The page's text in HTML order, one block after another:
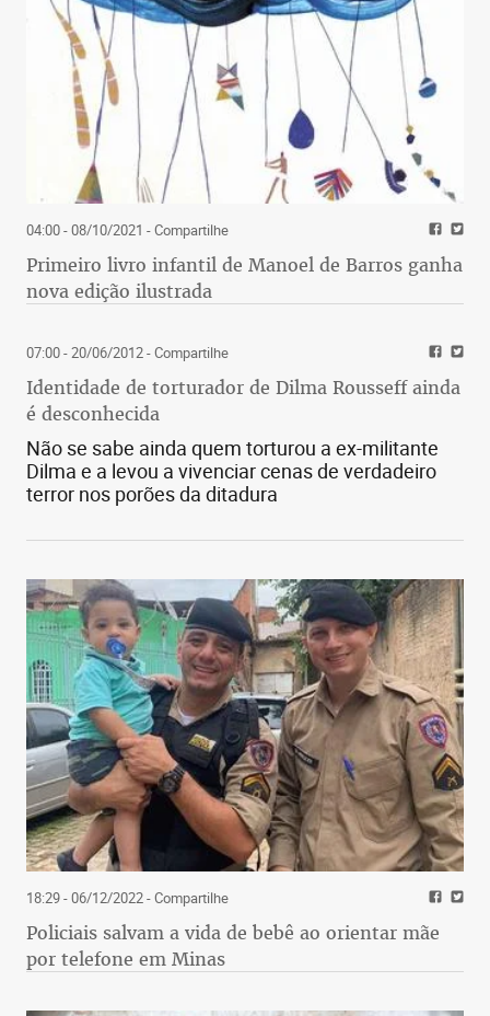
04:00 - 08/10/2021 - Compartilhe
Primeiro livro infantil de Manoel de Barros ganha
nova edição ilustrada
07:00 - 20/06/2012- Compartilhe
Identidade de torturador de Dilma Rousseff ainda
é desconhecida
Não se sabe ainda quem torturou a ex-militante
Dilma e a levou a vivenciar cenas de verdadeiro
terror nos porões da ditadura
18:29 - 06/12/2022- Compartilhe
Policiais salvam a vida de bebê ao orientar mãe
por telefone em Minas